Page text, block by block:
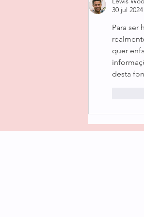
30 jul 2024
Para
quer
desta